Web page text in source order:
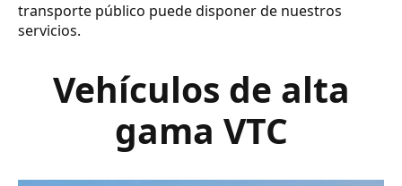
transporte público puede disponer de nuestros
servicios.
Vehículos de alta
gama VTC